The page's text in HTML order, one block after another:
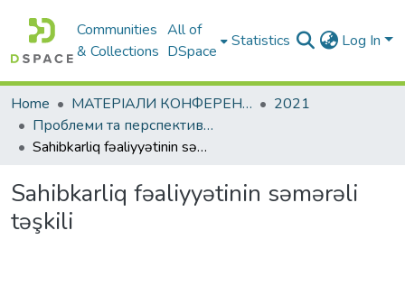
Communities
& Collections
All of
DSpace
Statistics Log In
Home МАТЕРІАЛИ КОНФЕРЕНЦІЙ
2021
Проблеми та перспективи розвитку підприємництва
Sahibkarliq fəaliyyətinin səmərəli təşkili
Sahibkarliq fəaliyyətinin səmərəli
təşkili